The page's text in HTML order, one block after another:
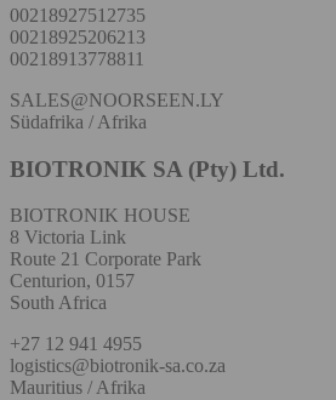
00218927512735
00218925206213
00218913778811
SALES@NOORSEEN.LY
Südafrika / Afrika
BIOTRONIK SA (Pty) Ltd.
BIOTRONIK HOUSE
8 Victoria Link
Route 21 Corporate Park
Centurion, 0157
South Africa
+27 12 941 4955
logistics@biotronik-sa.co.za
Mauritius / Afrika